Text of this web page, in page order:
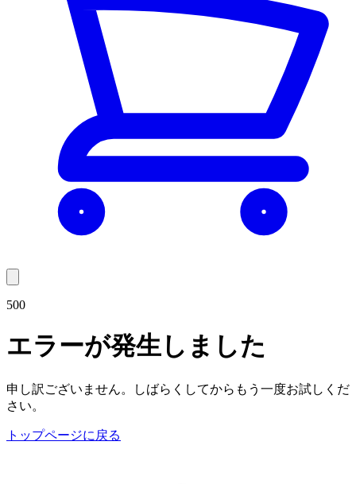
500
エラーが発生しました
申し訳ございません。しばらくしてからもう一度お試しくだ
さい。
トップページに戻る